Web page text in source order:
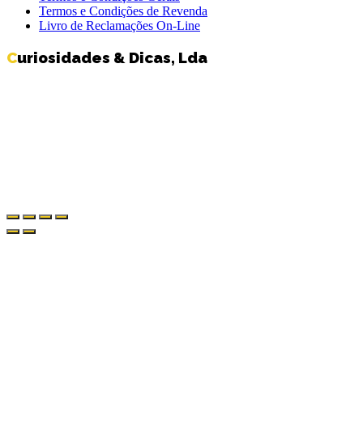
Termos e Condições de Revenda
Livro de Reclamações On-Line
Curiosidades & Dicas, Lda